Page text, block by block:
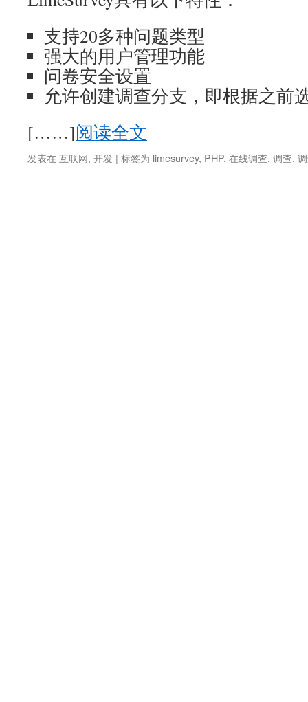
支持20多种问题类型
强大的用户管理功能
问卷安全设置
允许创建调查分支，即根据之前
[……]阅读全文
发表在 互联网, 开发 | 标签为 limesurvey, PHP, 在线调查, 调查,